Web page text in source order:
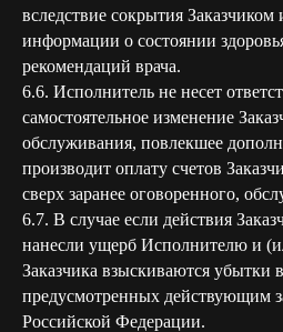
вследствие сокрытия
информации о состоянии
рекомендаций врача.
6.6. Исполнитель не несет
самостоятельное изменение
обслуживания, повлекшее
производит оплату счетов
сверх заранее оговоренного,
6.7. В случае если действия
нанесли ущерб Исполнителю и
Заказчика взыскиваются убытки
предусмотренных действующим
Российской Федерации.